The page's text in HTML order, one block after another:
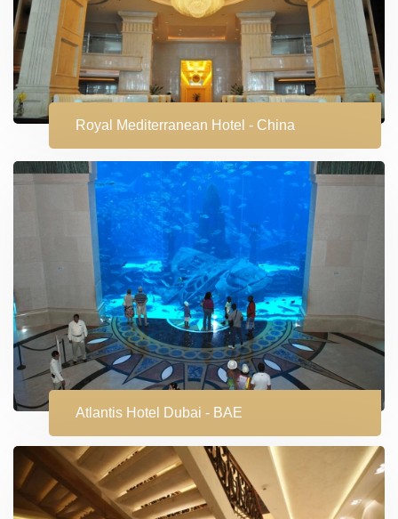
Royal Mediterranean Hotel - China
Atlantis Hotel Dubai - BAE